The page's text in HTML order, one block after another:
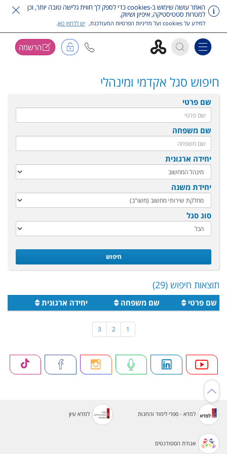
האתר עושה שימוש ב-cookies כדי לספק לך חווית גלישה טובה יותר, וכן
למטרות סטטיסטיקה, איפיון ושיווק.
למידע על cookies ועל מדיניות הפרטיות המעודכנת, יש ללחוץ כאן.
Toggle navigation הרשמה
חיפוש סגל אקדמי ומינהלי
שם פרטי
שם משפחה
יחידה ארגונית
יחידת משנה
סוג סגל
חיפוש
תוצאות חיפוש (29)
שם פרטי שם משפחה יחידה ארגונית
1
2
3
למדא - ספרי לימוד והחנות למדא עיון
אגודת הסטודנטים